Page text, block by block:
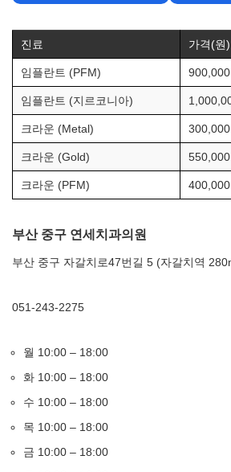
진료 가격(원)
임플란트 (PFM) 900,000
임플란트 (지르코니아)
크라운 (Metal) 300,000
크라운 (Gold) 550,000
크라운 (PFM) 400,000
부산 중구 연세치과의원
부산 중구 자갈치로47번길 5 (자갈치역
051-243-2275
월 10:00 – 18:00
화 10:00 – 18:00
수 10:00 – 18:00
목 10:00 – 18:00
금 10:00 – 18:00